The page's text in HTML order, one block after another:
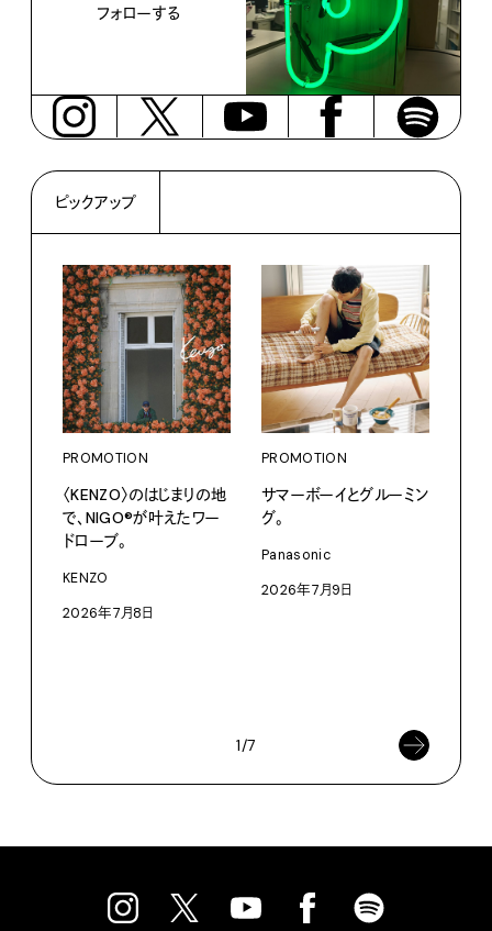
フォローする
ピックアップ
PROMOTION
〈KENZO〉のはじまりの地
で、NIGO®が叶えたワー
ドローブ。
KENZO
2026年7月8日
PROMOTION
サマーボーイとグルーミン
グ。
Panasonic
2026年7月9日
1/7